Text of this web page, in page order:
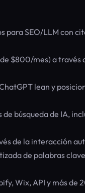
para SEO/LLM con
$800/mes) a través
lean y
búsqueda de IA,
de la interacción
de palabras
Wix, API y más de